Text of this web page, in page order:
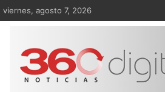
Saltar
al
viernes, agosto 7, 2026